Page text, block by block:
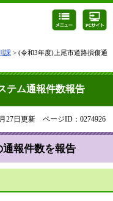
課 > (令和3年度)上尾市道路損傷通
テム通報件数報告
27日更新 ページID：0274926
通報件数を報告